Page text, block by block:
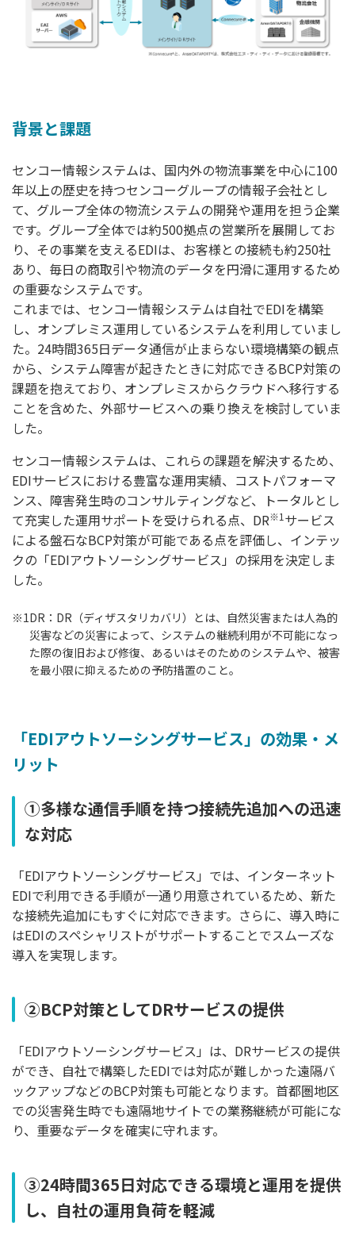
背景と課題
センコー情報システムは、国内外の物流事業を中心に100
年以上の歴史を持つセンコーグループの情報子会社とし
て、グループ全体の物流システムの開発や運用を担う企業
です。グループ全体では約500拠点の営業所を展開してお
り、その事業を支えるEDIは、お客様との接続も約250社
あり、毎日の商取引や物流のデータを円滑に運用するため
の重要なシステムです。
これまでは、センコー情報システムは自社でEDIを構築
し、オンプレミス運用しているシステムを利用していまし
た。24時間365日データ通信が止まらない環境構築の観点
から、システム障害が起きたときに対応できるBCP対策の
課題を抱えており、オンプレミスからクラウドへ移行する
ことを含めた、外部サービスへの乗り換えを検討していま
した。
センコー情報システムは、これらの課題を解決するため、
EDIサービスにおける豊富な運用実績、コストパフォーマ
ンス、障害発生時のコンサルティングなど、トータルとし
て充実した運用サポートを受けられる点、DR※1 サービス
による盤石なBCP対策が可能である点を評価し、インテッ
クの「EDIアウトソーシングサービス」の採用を決定しま
した。
※1DR：DR（ディザスタリカバリ）とは、自然災害または人為的
災害などの災害によって、システムの継続利用が不可能になっ
た際の復旧および修復、あるいはそのためのシステムや、被害
を最小限に抑えるための予防措置のこと。
「EDIアウトソーシングサービス」の効果・メ
リット
①多様な通信手順を持つ接続先追加への迅速
な対応
「EDIアウトソーシングサービス」では、インターネット
EDIで利用できる手順が一通り用意されているため、新た
な接続先追加にもすぐに対応できます。さらに、導入時に
はEDIのスペシャリストがサポートすることでスムーズな
導入を実現します。
②BCP対策としてDRサービスの提供
「EDIアウトソーシングサービス」は、DRサービスの提供
ができ、自社で構築したEDIでは対応が難しかった遠隔バ
ックアップなどのBCP対策も可能となります。首都圏地区
での災害発生時でも遠隔地サイトでの業務継続が可能にな
り、重要なデータを確実に守れます。
③24時間365日対応できる環境と運用を提供
し、自社の運用負荷を軽減